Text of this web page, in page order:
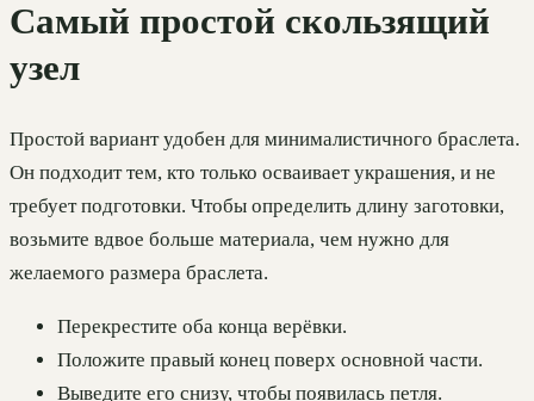
Самый простой скользящий
узел
Простой вариант удобен для минималистичного браслета.
Он подходит тем, кто только осваивает украшения, и не
требует подготовки. Чтобы определить длину заготовки,
возьмите вдвое больше материала, чем нужно для
желаемого размера браслета.
Перекрестите оба конца верёвки.
Положите правый конец поверх основной части.
Выведите его снизу, чтобы появилась петля.